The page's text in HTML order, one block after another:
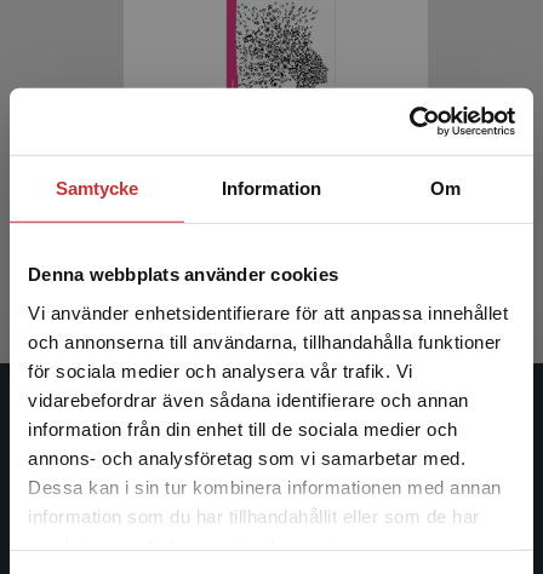
Samtycke Information Om
Denna webbplats använder cookies
Vi använder enhetsidentifierare för att anpassa innehållet
och annonserna till användarna, tillhandahålla funktioner
för sociala medier och analysera vår trafik. Vi
vidarebefordrar även sådana identifierare och annan
information från din enhet till de sociala medier och
annons- och analysföretag som vi samarbetar med.
Dessa kan i sin tur kombinera informationen med annan
information som du har tillhandahållit eller som de har
Begränsad fraktregion
Det verkar som att du besöker
studentlitteratur.se via en enhet utanför Sverige.
Musik för alla
Varköy, Ö R - Söderman, J (red.)
Exkl. moms: 271 kr
Studentlitteratur
Studentlitteratur grundades 1963 och är idag Sveriges
ledande utbildningsförlag. Med läromedel, kurslitteratur,